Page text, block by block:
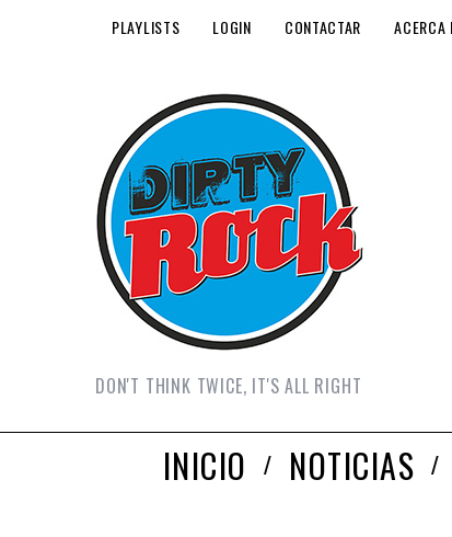
PLAYLISTS LOGIN CONTACTAR ACERCA
DON'T THINK TWICE, IT'S ALL RIGHT
INICIO NOTICIAS